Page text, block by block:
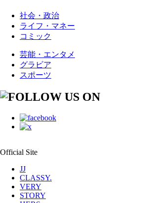
社会・政治
ライフ・マネー
コミック
芸能・エンタメ
グラビア
スポーツ
Official Site
JJ
CLASSY.
VERY
STORY